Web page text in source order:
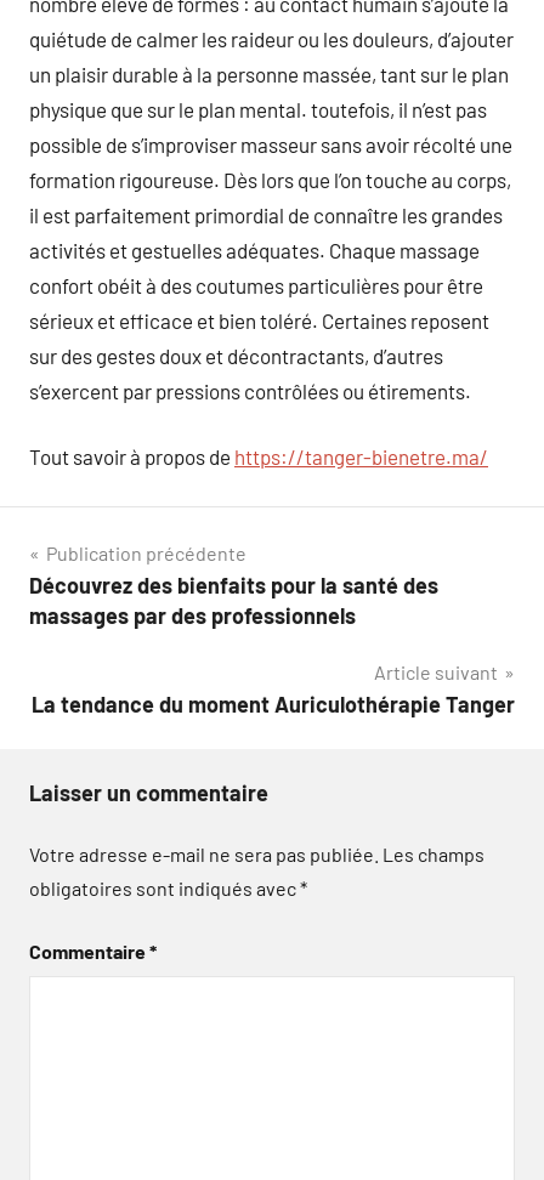
quiétude de calmer les raideur ou les douleurs, d’ajouter
un plaisir durable à la personne massée, tant sur le plan
physique que sur le plan mental. toutefois, il n’est pas
possible de s’improviser masseur sans avoir récolté une
formation rigoureuse. Dès lors que l’on touche au corps,
il est parfaitement primordial de connaître les grandes
activités et gestuelles adéquates. Chaque massage
confort obéit à des coutumes particulières pour être
sérieux et efficace et bien toléré. Certaines reposent
sur des gestes doux et décontractants, d’autres
s’exercent par pressions contrôlées ou étirements.
Tout savoir à propos de https://tanger-bienetre.ma/
Navigation
de
Publication précédente
Découvrez des bienfaits pour la santé des
massages par des professionnels
Article suivant
La tendance du moment Auriculothérapie Tanger
Laisser un commentaire
Votre adresse e-mail ne sera pas publiée. Les champs
obligatoires sont indiqués avec*
Commentaire*